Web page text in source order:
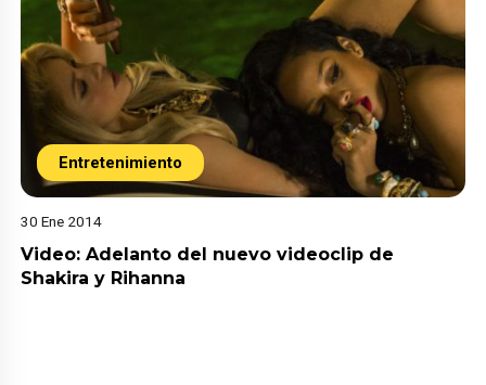
Entretenimiento
30 Ene 2014
Video: Adelanto del nuevo videoclip de
Shakira y Rihanna